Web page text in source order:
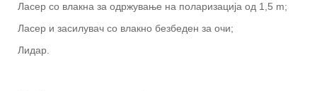
Ласер со влакна за одржување на поларизација од 1,5 m;
Ласер и засилувач со влакно безбеден за очи;
Лидар.